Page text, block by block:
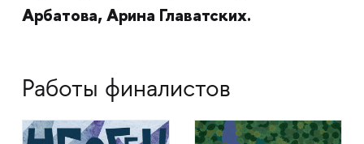
Арбатова, Арина Главатских.
Работы финалистов